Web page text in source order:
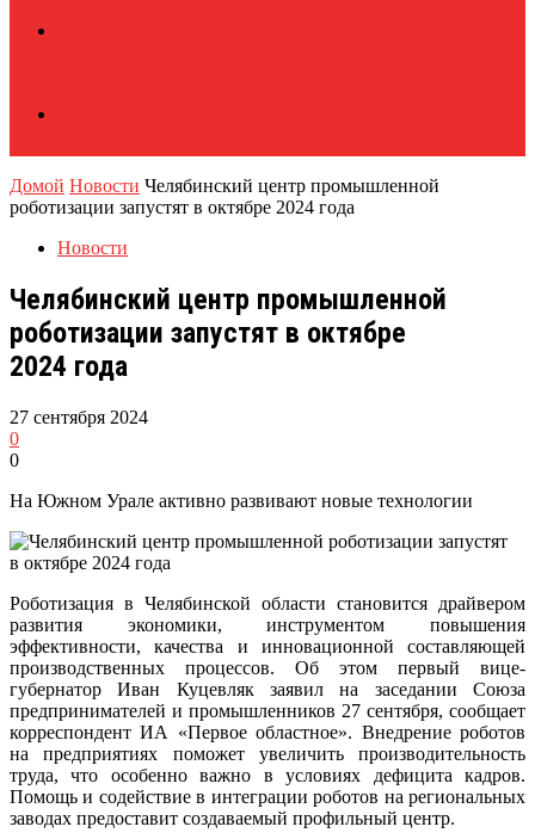
Домой Новости Челябинский центр промышленной
роботизации запустят в октябре 2024 года
Новости
Челябинский центр промышленной
роботизации запустят в октябре
2024 года
27 сентября 2024
0
0
На Южном Урале активно развивают новые технологии
Роботизация в Челябинской области становится драйвером
развития экономики, инструментом повышения
эффективности, качества и инновационной составляющей
производственных процессов. Об этом первый вице-
губернатор Иван Куцевляк заявил на заседании Союза
предпринимателей и промышленников 27 сентября, сообщает
корреспондент ИА «Первое областное». Внедрение роботов
на предприятиях поможет увеличить производительность
труда, что особенно важно в условиях дефицита кадров.
Помощь и содействие в интеграции роботов на региональных
заводах предоставит создаваемый профильный центр.